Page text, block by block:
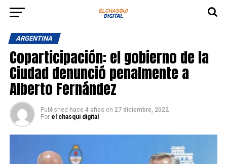
ARGENTINA
Coparticipación: el gobierno de la
Ciudad denunció penalmente a
Alberto Fernández
Published hace 4 años en 27 diciembre, 2022
Por el chasqui digital